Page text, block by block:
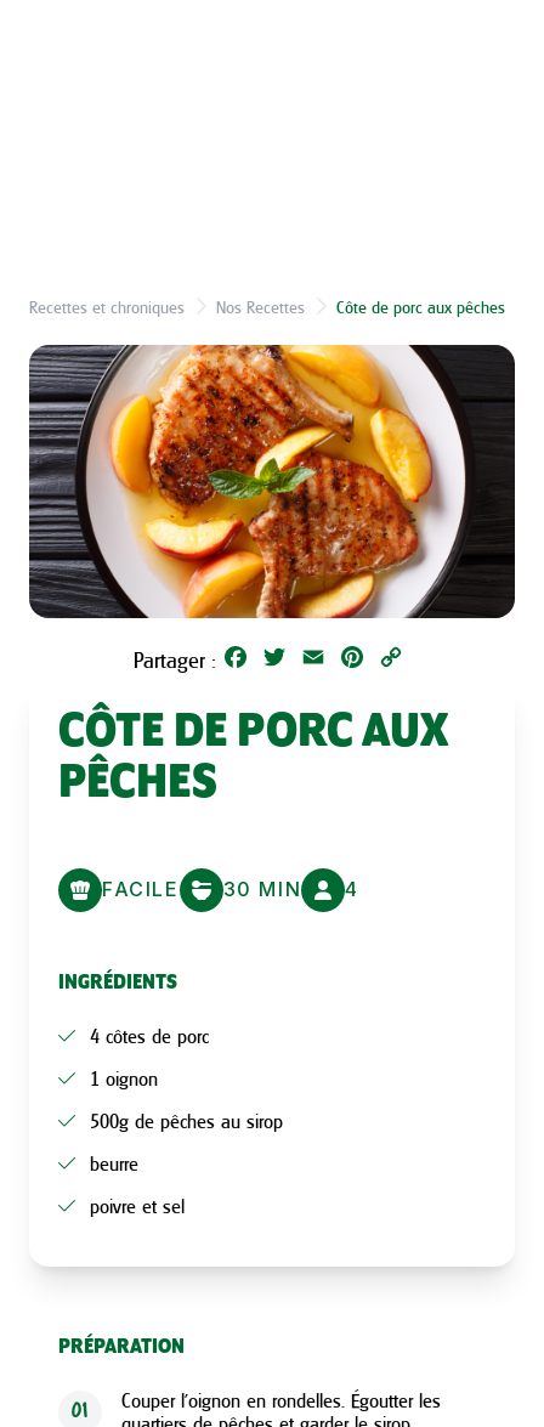
Recettes et chroniques Nos Recettes Côte de porc aux pêches
Partager : Facebook
Twitter Email Pinterest
CÔTE DE PORC AUX
PÊCHES
FACILE 30 MIN 4
INGRÉDIENTS
4 côtes de porc
1 oignon
500g de pêches au sirop
beurre
poivre et sel
PRÉPARATION
01
Couper l’oignon en rondelles. Égoutter les